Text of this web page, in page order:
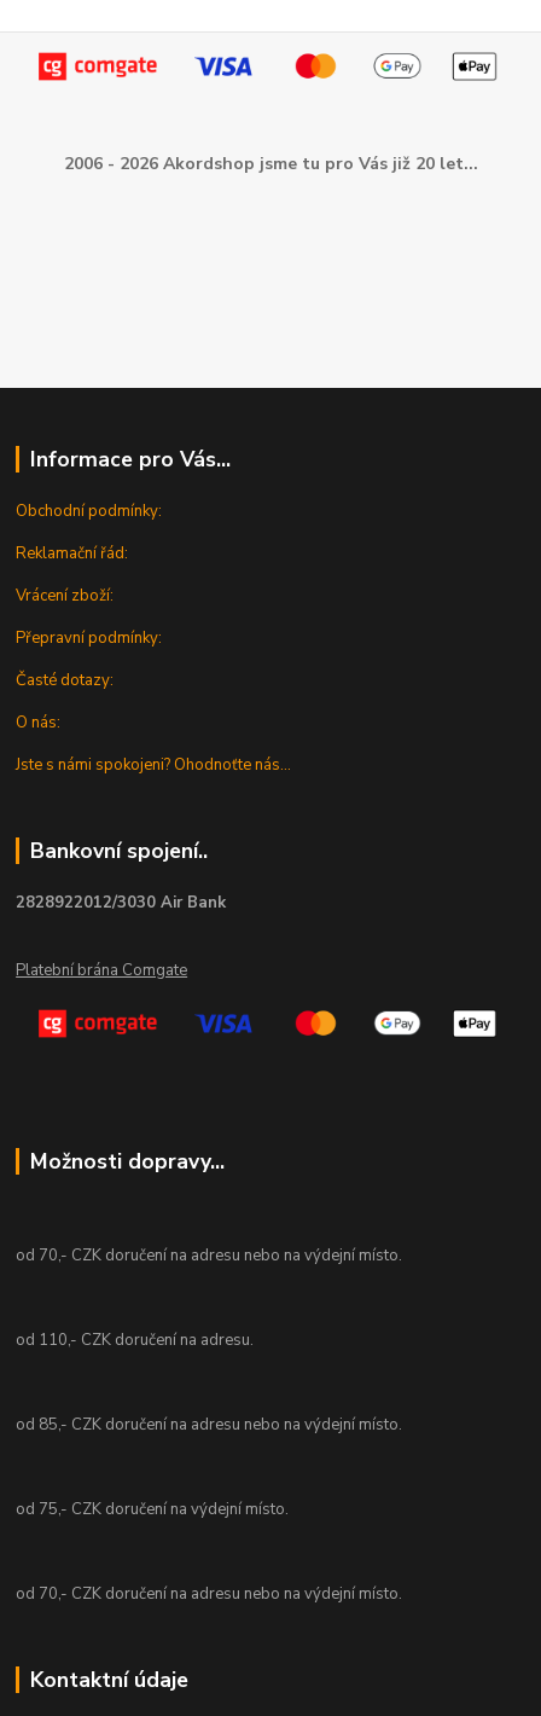
2006 - 2026 Akordshop jsme tu pro Vás již 20 let...
Informace pro Vás...
Obchodní podmínky:
Reklamační řád:
Vrácení zboží:
Přepravní podmínky:
Časté dotazy:
O nás:
Jste s námi spokojeni? Ohodnoťte nás...
Bankovní spojení..
2828922012/3030 Air Bank
Platební brána Comgate
Možnosti dopravy...
od 70,- CZK doručení na adresu nebo na výdejní místo.
od 110,- CZK doručení na adresu.
od 85,- CZK doručení na adresu nebo na výdejní místo.
od 75,- CZK doručení na výdejní místo.
od 70,- CZK doručení na adresu nebo na výdejní místo.
Kontaktní údaje